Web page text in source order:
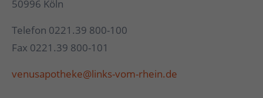
50996 Köln
Telefon 0221.39 800-100
Fax 0221.39 800-101
venusapotheke@links-vom-rhein.de